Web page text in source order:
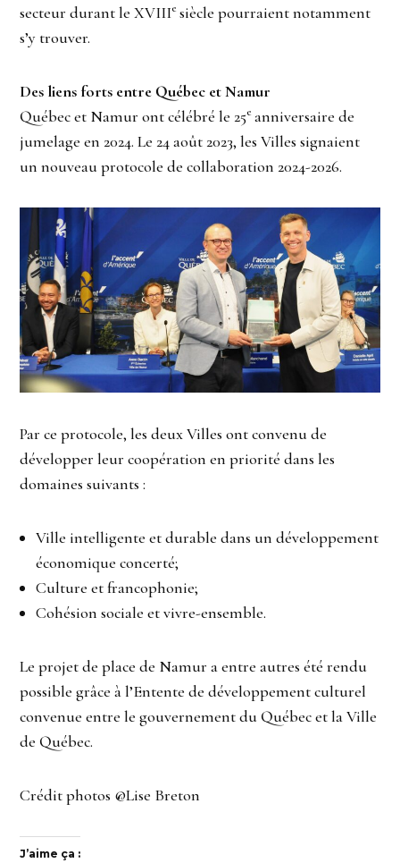
secteur durant le XVIIIe siècle pourraient notamment
s’y trouver.
Des liens forts entre Québec et Namur
Québec et Namur ont célébré le 25e anniversaire de
jumelage en 2024. Le 24 août 2023, les Villes signaient
un nouveau protocole de collaboration 2024-2026.
Par ce protocole, les deux Villes ont convenu de
développer leur coopération en priorité dans les
domaines suivants :
Ville intelligente et durable dans un développement
économique concerté;
Culture et francophonie;
Cohésion sociale et vivre-ensemble.
Le projet de place de Namur a entre autres été rendu
possible grâce à l’Entente de développement culturel
convenue entre le gouvernement du Québec et la Ville
de Québec.
Crédit photos @Lise Breton
J’aime ça :